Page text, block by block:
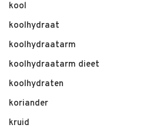
kool
koolhydraat
koolhydraatarm
koolhydraatarm dieet
koolhydraten
koriander
kruid